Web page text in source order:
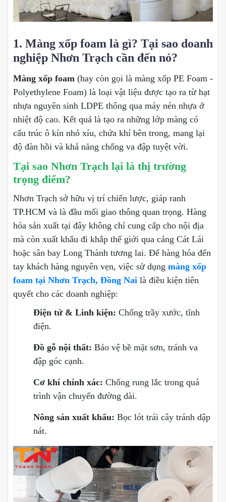
1. Màng xốp foam là gì? Tại sao doanh
nghiệp Nhơn Trạch cần đến nó?
Màng xốp foam (hay còn gọi là màng xốp PE Foam -
Polyethylene Foam) là loại vật liệu được tạo ra từ hạt
nhựa nguyên sinh LDPE thông qua máy nén nhựa ở
nhiệt độ cao. Kết quả là tạo ra những lớp màng có
cấu trúc ô kín nhỏ xíu, chứa khí bên trong, mang lại
độ đàn hồi và khả năng chống va đập tuyệt vời.
Tại sao Nhơn Trạch lại là thị trường
trọng điểm?
Nhơn Trạch sở hữu vị trí chiến lược, giáp ranh
TP.HCM và là đầu mối giao thông quan trọng. Hàng
hóa sản xuất tại đây không chỉ cung cấp cho nội địa
mà còn xuất khẩu đi khắp thế giới qua cảng Cát Lái
hoặc sân bay Long Thành tương lai. Để hàng hóa đến
tay khách hàng nguyên vẹn, việc sử dụng màng xốp
foam tại Nhơn Trạch, Đồng Nai là điều kiện tiên
quyết cho các doanh nghiệp:
Điện tử & Linh kiện: Chống trầy xước, tĩnh
điện.
Đồ gỗ nội thất: Bảo vệ bề mặt sơn, tránh va
đập góc cạnh.
Cơ khí chính xác: Chống rung lắc trong quá
trình vận chuyển đường dài.
Nông sản xuất khẩu: Bọc lót trái cây tránh dập
nát.